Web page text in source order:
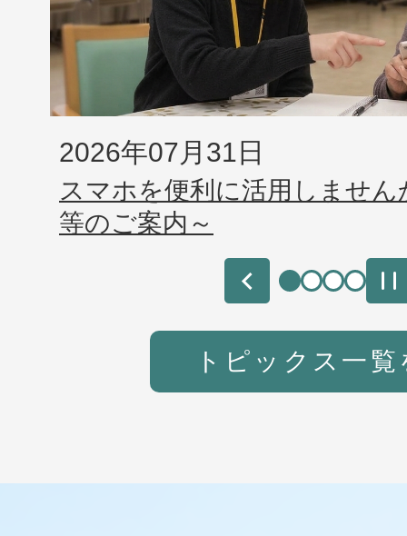
2026年07月31日
ふらっとサロン【平生町認知
2026年07月31日
スマホを便利に活用しません
等のご案内～
2026年07月30日
令和8年熊本地震災害義援金
ス
ラ
イ
ド
2026年07月31日
スマホを便利に活用しませ
等のご案内～
トピックス一